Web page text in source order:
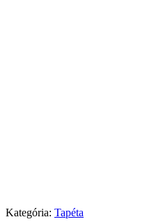
Kategória: Tapéta